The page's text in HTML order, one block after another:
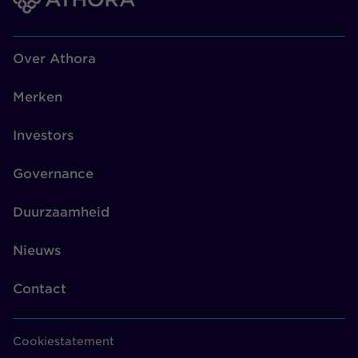
Over Athora
Merken
Investors
Governance
Duurzaamheid
Nieuws
Contact
Cookiestatement